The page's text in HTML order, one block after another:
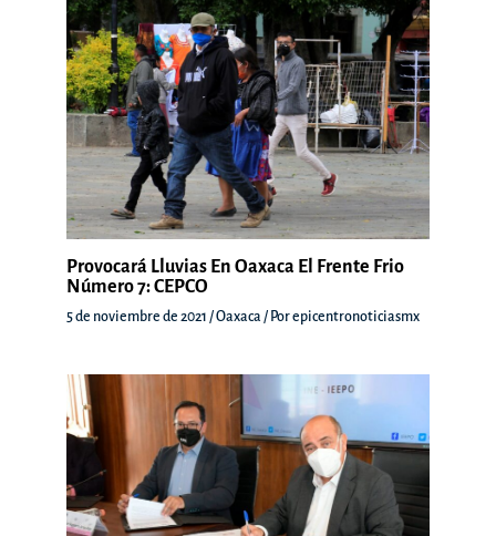
Provocará Lluvias En Oaxaca El Frente Frio
Número 7: CEPCO
5 de noviembre de 2021 /Oaxaca / Porepicentronoticiasmx